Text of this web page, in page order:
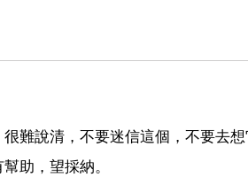
難說清，不要迷信這個，不要去
助，望採納。